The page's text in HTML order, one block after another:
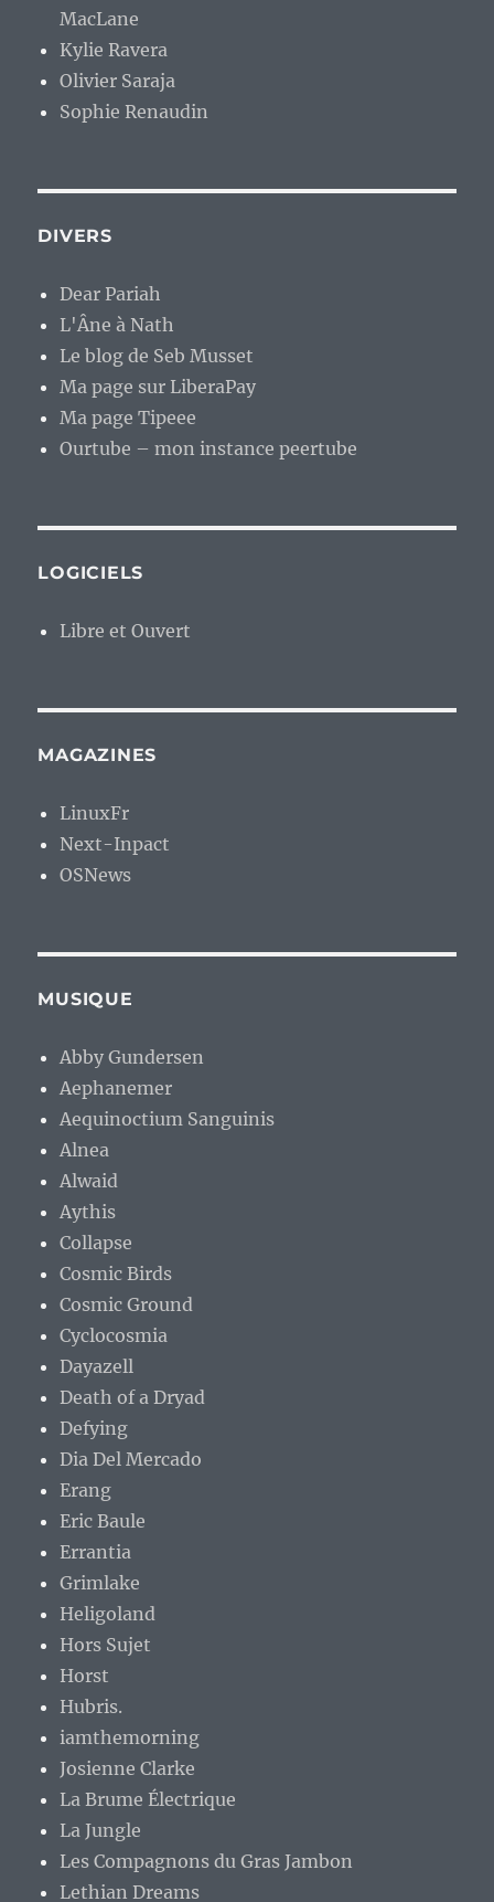
MacLane
Kylie Ravera
Olivier Saraja
Sophie Renaudin
DIVERS
Dear Pariah
L'Âne à Nath
Le blog de Seb Musset
Ma page sur LiberaPay
Ma page Tipeee
Ourtube – mon instance peertube
LOGICIELS
Libre et Ouvert
MAGAZINES
LinuxFr
Next-Inpact
OSNews
MUSIQUE
Abby Gundersen
Aephanemer
Aequinoctium Sanguinis
Alnea
Alwaid
Aythis
Collapse
Cosmic Birds
Cosmic Ground
Cyclocosmia
Dayazell
Death of a Dryad
Defying
Dia Del Mercado
Erang
Eric Baule
Errantia
Grimlake
Heligoland
Hors Sujet
Horst
Hubris.
iamthemorning
Josienne Clarke
La Brume Électrique
La Jungle
Les Compagnons du Gras Jambon
Lethian Dreams